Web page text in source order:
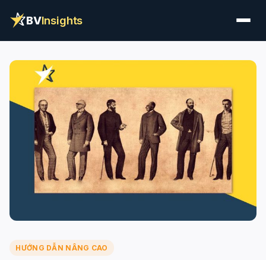
BVInsights
HƯỚNG DẪN NÂNG CAO